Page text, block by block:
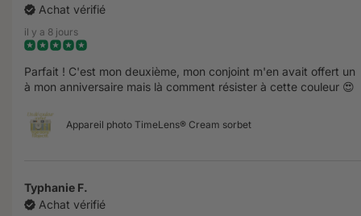
Achat vérifié
il y a 8 jours
Parfait ! C'est mon deuxième, mon conjoint m'en avait offert un
à mon anniversaire mais là comment résister à cette couleur 😍
Appareil photo TimeLens® Cream sorbet
Typhanie F.
Achat vérifié